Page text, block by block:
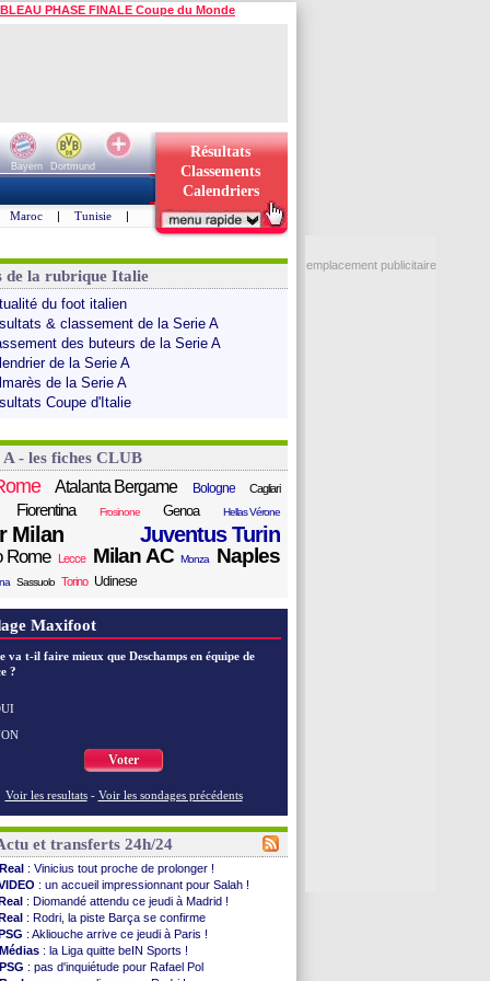
PHASE FINALE Coupe du Monde
Bayern
Dortmund
Résultats
Classements
Calendriers
Maroc | Tunisie |
de la rubrique Italie
du foot italien
& classement de la Serie A
des buteurs de la Serie A
de la Serie A
de la Serie A
Coupe d'Italie
A - les fiches CLUB
Atalanta Bergame Bologne
Cagliari
Fiorentina Frosinone Genoa Hellas Vérone
Milan Juventus Turin
Rome Lecce Milan AC Monza Naples
Sassuolo Torino Udinese
Maxifoot
va t-il faire mieux que Deschamps en équipe de
?
Voter
Voir les resultats - Voir les sondages précédents
et transferts 24h/24
Real : Vinicius tout proche de prolonger !
: un accueil impressionnant pour Salah !
: Diomandé attendu ce jeudi à Madrid !
: Rodri, la piste Barça se confirme
: Akliouche arrive ce jeudi à Paris !
Médias : la Liga quitte beIN Sports !
PSG : pas d'inquiétude pour Rafael Pol
emplacement publicitaire